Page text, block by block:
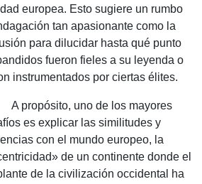
europea. Esto sugiere un rumbo
tan apasionante como la
para dilucidar hasta qué punto
fueron fieles a su leyenda o
instrumentados por ciertas élites.
A propósito, uno de los mayores
es explicar las similitudes y
con el mundo europeo, la
de un continente donde el
de la civilización occidental ha